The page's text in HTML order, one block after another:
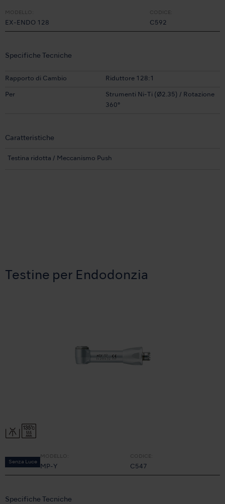
MODELLO:
EX-ENDO 128
CODICE:
C592
Specifiche Tecniche
Rapporto di Cambio Riduttore 128:1
Per
Strumenti Ni-Ti (Ø2.35) / Rotazione
360°
Caratteristiche
Testina ridotta / Meccanismo Push
Testine per Endodonzia
Senza Luce
MODELLO:
MP-Y
CODICE:
C547
Specifiche Tecniche